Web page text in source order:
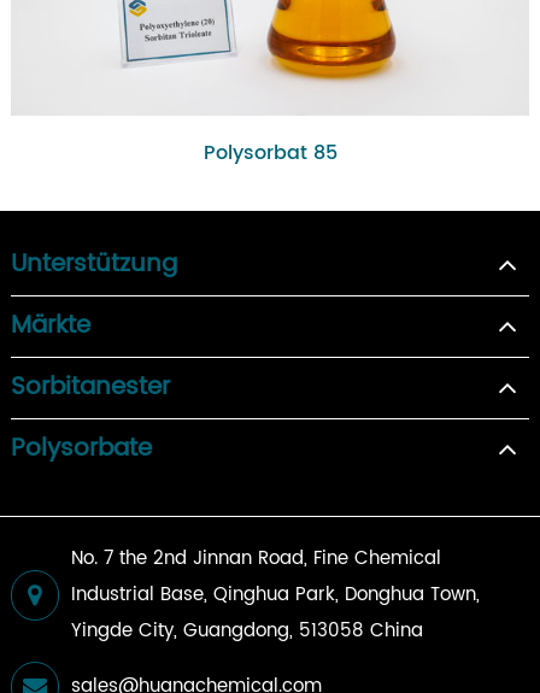
Polysorbat 85
Unterstützung
Märkte
Sorbitanester
Polysorbate
No. 7 the 2nd Jinnan Road, Fine Chemical
Industrial Base, Qinghua Park, Donghua Town,
Yingde City, Guangdong, 513058 China
sales@huanachemical.com